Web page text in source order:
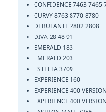
CONFIDENCE 7463 7465
CURVY 8763 8770 8780
DEBUTANTE 2802 2808
DIVA 28 48 91
EMERALD 183
EMERALD 203
ESTELLA 3709
EXPERIENCE 160
EXPERIENCE 400
EXPERIENCE 400